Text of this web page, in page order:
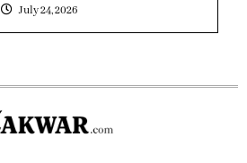
July 24, 2026